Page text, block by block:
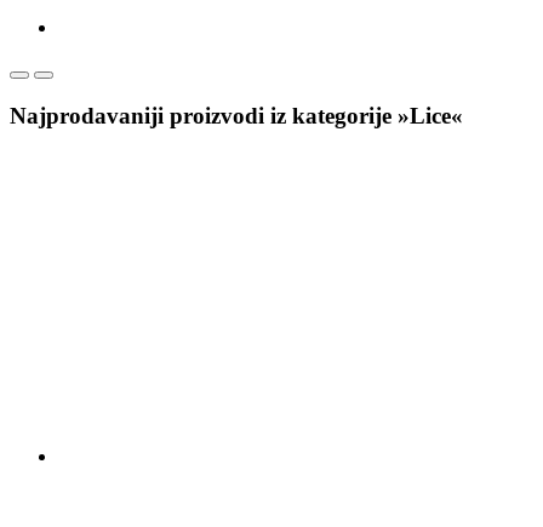
Najprodavaniji proizvodi iz kategorije »Lice«